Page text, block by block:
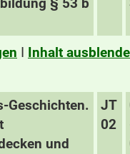
§ 53 b
I Inhalt
Geschichten.
und
JT
02